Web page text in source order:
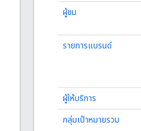
ผู้ชม
รายการแบรนด์
ผู้ให้บริการ
กลุ่มเป้าหมายรวม